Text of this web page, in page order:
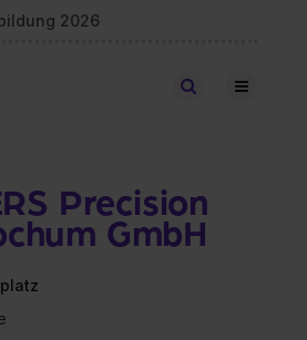
2026
Stellen finden
Precision
GmbH